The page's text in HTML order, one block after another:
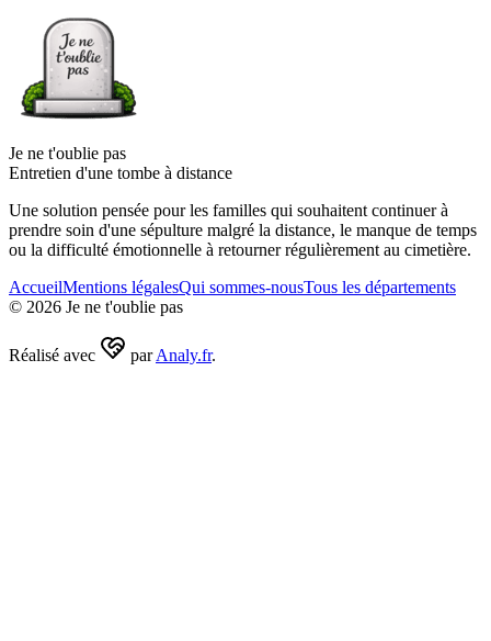
Je ne t'oublie pas
Entretien d'une tombe à distance
Une solution pensée pour les familles qui souhaitent continuer à
prendre soin d'une sépulture malgré la distance, le manque de temps
ou la difficulté émotionnelle à retourner régulièrement au cimetière.
AccueilMentions légalesQui sommes-nousTous les départements
© 2026 Je ne t'oublie pas
Réalisé avec par Analy.fr.